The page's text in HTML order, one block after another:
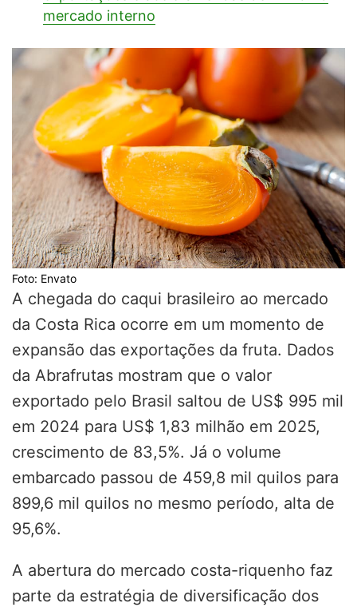
mercado interno
Foto: Envato
A chegada do caqui brasileiro ao mercado
da Costa Rica ocorre em um momento de
expansão das exportações da fruta. Dados
da Abrafrutas mostram que o valor
exportado pelo Brasil saltou de US$ 995 mil
em 2024 para US$ 1,83 milhão em 2025,
crescimento de 83,5%. Já o volume
embarcado passou de 459,8 mil quilos para
899,6 mil quilos no mesmo período, alta de
95,6%.
A abertura do mercado costa-riquenho faz
parte da estratégia de diversificação dos